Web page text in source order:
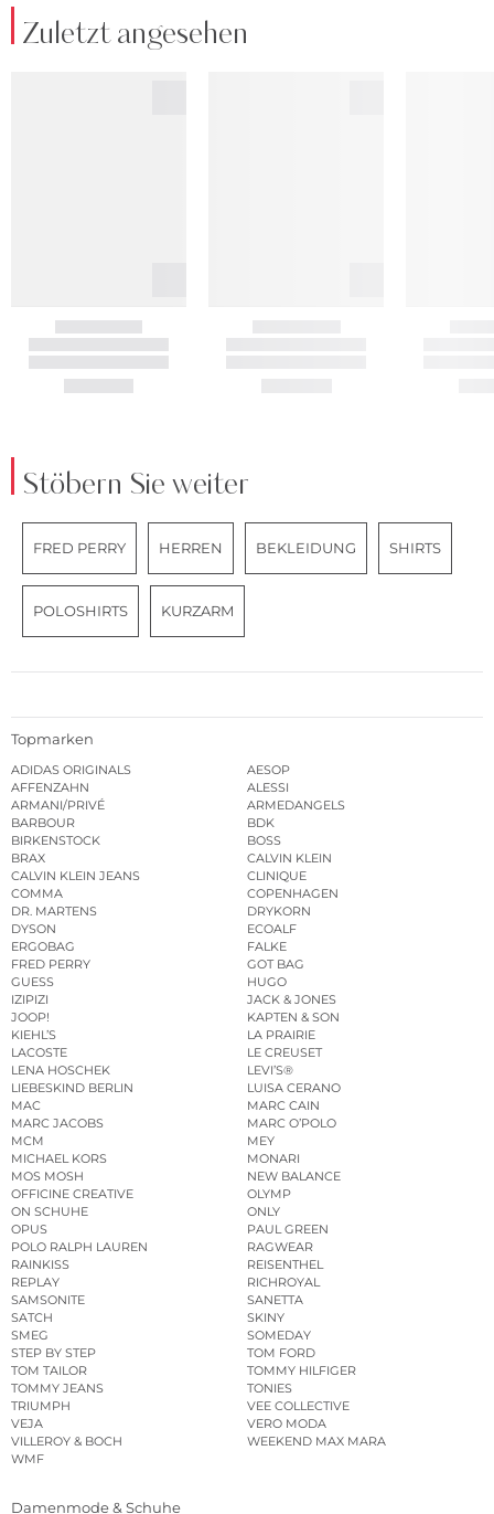
Zuletzt angesehen
Stöbern Sie weiter
FRED PERRY HERREN BEKLEIDUNG SHIRTS
POLOSHIRTS KURZARM
Topmarken
ADIDAS ORIGINALS
AESOP
AFFENZAHN
ALESSI
ARMANI/PRIVÉ
ARMEDANGELS
BARBOUR
BDK
BIRKENSTOCK
BOSS
BRAX
CALVIN KLEIN
CALVIN KLEIN JEANS
CLINIQUE
COMMA
COPENHAGEN
DR. MARTENS
DRYKORN
DYSON
ECOALF
ERGOBAG
FALKE
FRED PERRY
GOT BAG
GUESS
HUGO
IZIPIZI
JACK & JONES
JOOP!
KAPTEN & SON
KIEHL’S
LA PRAIRIE
LACOSTE
LE CREUSET
LENA HOSCHEK
LEVI’S®
LIEBESKIND BERLIN
LUISA CERANO
MAC
MARC CAIN
MARC JACOBS
MARC O’POLO
MCM
MEY
MICHAEL KORS
MONARI
MOS MOSH
NEW BALANCE
OFFICINE CREATIVE
OLYMP
ON SCHUHE
ONLY
OPUS
PAUL GREEN
POLO RALPH LAUREN
RAGWEAR
RAINKISS
REISENTHEL
REPLAY
RICHROYAL
SAMSONITE
SANETTA
SATCH
SKINY
SMEG
SOMEDAY
STEP BY STEP
TOM FORD
TOM TAILOR
TOMMY HILFIGER
TOMMY JEANS
TONIES
TRIUMPH
VEE COLLECTIVE
VEJA
VERO MODA
VILLEROY & BOCH
WEEKEND MAX MARA
WMF
Damenmode & Schuhe